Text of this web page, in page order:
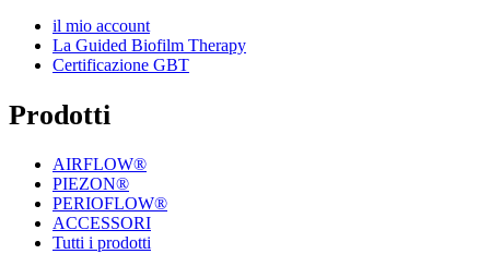
il mio account
La Guided Biofilm Therapy
Certificazione GBT
Prodotti
AIRFLOW®
PIEZON®
PERIOFLOW®
ACCESSORI
Tutti i prodotti